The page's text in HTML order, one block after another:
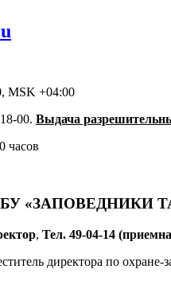
MSK +04:00
00. Выдача
часов
«ЗАПОВЕДНИКИ
, Тел. 49-04-14
директора по